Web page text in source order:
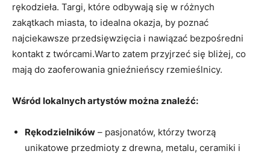
rękodzieła. Targi, które odbywają⁣ się w różnych
⁣zakątkach miasta, to idealna⁤ okazja, by ⁤poznać
najciekawsze ⁤przedsięwzięcia i ⁤nawiązać bezpośredni
kontakt z twórcami.Warto zatem przyjrzeć ⁣się bliżej, ‍co
mają do zaoferowania gnieźnieńscy rzemieślnicy.
Wśród ​lokalnych artystów można znaleźć:
Rękodzielników – ⁤pasjonatów, którzy tworzą
‍unikatowe ⁢przedmioty z drewna, metalu, ⁢ceramiki i⁢